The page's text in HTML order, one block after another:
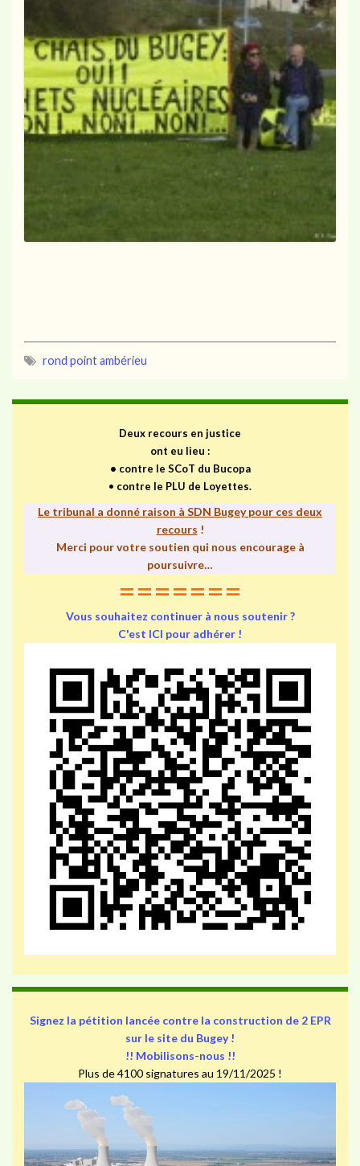
rond point ambérieu
Deux recours en justice
ont eu lieu :
• contre le SCoT du Bucopa
• contre le PLU de Loyettes.
Le tribunal a donné raison à SDN Bugey pour ces deux
recours !
Merci pour votre soutien qui nous encourage à
poursuivre…
=======
Vous souhaitez continuer à nous soutenir ?
C'est ICI pour adhérer !
Signez la pétition lancée contre la construction de 2 EPR
sur le site du Bugey !
!! Mobilisons-nous !!
Plus de 4100 signatures au 19/11/2025 !